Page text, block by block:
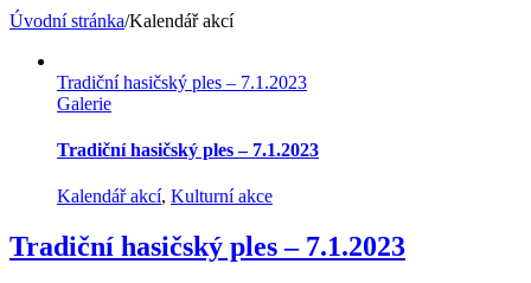
Úvodní stránka/Kalendář akcí
Tradiční hasičský ples – 7.1.2023
Galerie
Tradiční hasičský ples – 7.1.2023
Kalendář akcí, Kulturní akce
Tradiční hasičský ples – 7.1.2023